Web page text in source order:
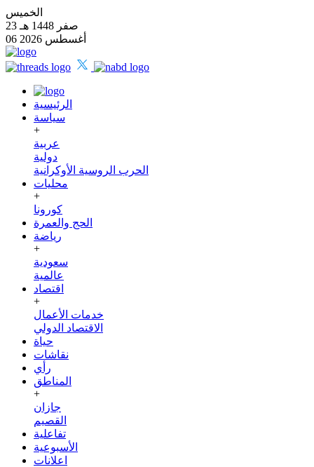
الخميس
23 صفر 1448 هـ
06 أغسطس 2026
الرئيسية
سياسة
+
عربية
دولية
الحرب الروسية الأوكرانية
محليات
+
كورونا
الحج والعمرة
رياضة
+
سعودية
عالمية
اقتصاد
+
خدمات الأعمال
الاقتصاد الدولي
حياة
نقاشات
رأي
المناطق
+
جازان
القصيم
تفاعلية
الأسبوعية
اعلانات